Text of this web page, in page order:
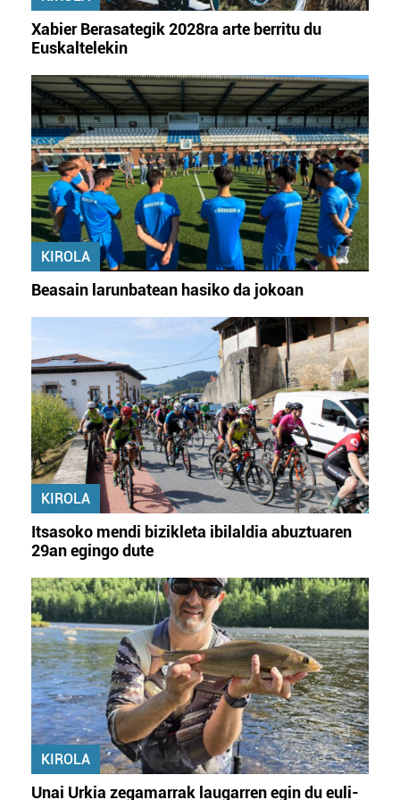
buruzko informazio gehiago eta ezarri zure lehentasunak
datuen atalean. Edozein unetan alda edo ken dezakezu
Webgune honek cookie propioak eta hirugarrenen cookie-
fitxategiak erabiltzen ditu. Zure esperientzia eta
zerbitzuak hobetzeko asmoz, cookie teknologiaz
baliatzen gara. Ohar hau onartuz gero, teknologia hori
erabiltzeko baimen esplizitua ematen diguzu.Gehiago
irakurri
Xabier Berasategik 2028ra arte berritu du
Euskaltelekin
KIROLA
Beasain larunbatean hasiko da jokoan
KIROLA
Itsasoko mendi bizikleta ibilaldia abuztuaren
29an egingo dute
KIROLA
Unai Urkia zegamarrak laugarren egin du euli-